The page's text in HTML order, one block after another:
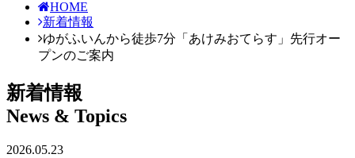
HOME
新着情報
ゆがふいんから徒歩7分「あけみおてらす」先行オー
プンのご案内
新着情報
News & Topics
2026.05.23